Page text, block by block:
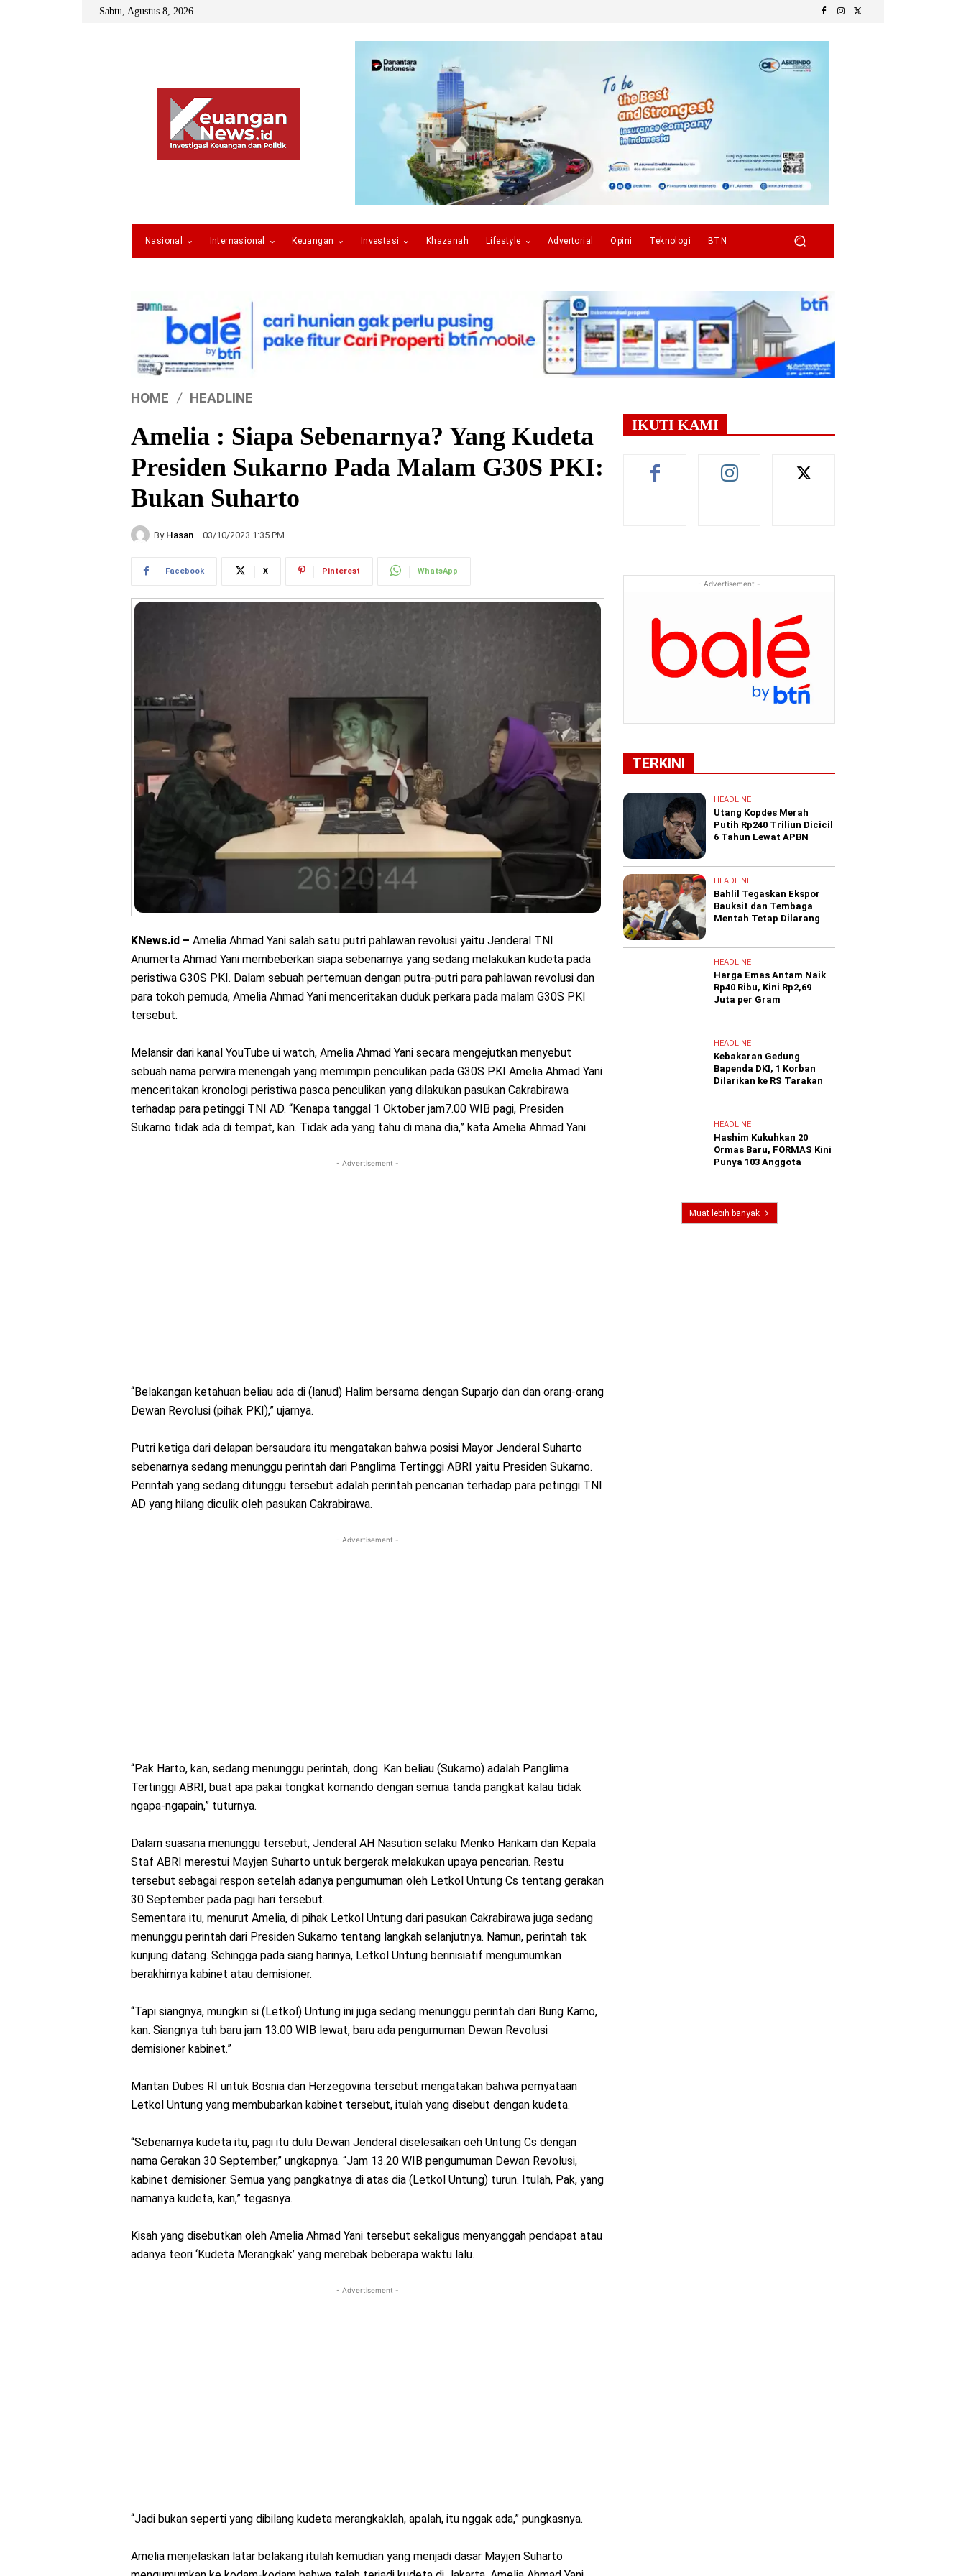
Sabtu, Agustus 8, 2026
Nasional Internasional Keuangan Investasi Khazanah Lifestyle Advertorial Opini Teknologi BTN
HOME HEADLINE
Amelia : Siapa Sebenarnya? Yang Kudeta
Presiden Sukarno Pada Malam G30S PKI:
Bukan Suharto
By Hasan 03/10/2023 1:35 PM
Facebook X Pinterest WhatsApp
KNews.id – Amelia Ahmad Yani salah satu putri pahlawan revolusi yaitu Jenderal TNI
Anumerta Ahmad Yani membeberkan siapa sebenarnya yang sedang melakukan kudeta pada
peristiwa G30S PKI. Dalam sebuah pertemuan dengan putra-putri para pahlawan revolusi dan
para tokoh pemuda, Amelia Ahmad Yani menceritakan duduk perkara pada malam G30S PKI
tersebut.
Melansir dari kanal YouTube ui watch, Amelia Ahmad Yani secara mengejutkan menyebut
sebuah nama perwira menengah yang memimpin penculikan pada G30S PKI Amelia Ahmad Yani
menceritakan kronologi peristiwa pasca penculikan yang dilakukan pasukan Cakrabirawa
terhadap para petinggi TNI AD. “Kenapa tanggal 1 Oktober jam7.00 WIB pagi, Presiden
Sukarno tidak ada di tempat, kan. Tidak ada yang tahu di mana dia,” kata Amelia Ahmad Yani.
- Advertisement -
“Belakangan ketahuan beliau ada di (lanud) Halim bersama dengan Suparjo dan dan orang-orang
Dewan Revolusi (pihak PKI),” ujarnya.
Putri ketiga dari delapan bersaudara itu mengatakan bahwa posisi Mayor Jenderal Suharto
sebenarnya sedang menunggu perintah dari Panglima Tertinggi ABRI yaitu Presiden Sukarno.
Perintah yang sedang ditunggu tersebut adalah perintah pencarian terhadap para petinggi TNI
AD yang hilang diculik oleh pasukan Cakrabirawa.
- Advertisement -
“Pak Harto, kan, sedang menunggu perintah, dong. Kan beliau (Sukarno) adalah Panglima
Tertinggi ABRI, buat apa pakai tongkat komando dengan semua tanda pangkat kalau tidak
ngapa-ngapain,” tuturnya.
Dalam suasana menunggu tersebut, Jenderal AH Nasution selaku Menko Hankam dan Kepala
Staf ABRI merestui Mayjen Suharto untuk bergerak melakukan upaya pencarian. Restu
tersebut sebagai respon setelah adanya pengumuman oleh Letkol Untung Cs tentang gerakan
30 September pada pagi hari tersebut.
Sementara itu, menurut Amelia, di pihak Letkol Untung dari pasukan Cakrabirawa juga sedang
menunggu perintah dari Presiden Sukarno tentang langkah selanjutnya. Namun, perintah tak
kunjung datang. Sehingga pada siang harinya, Letkol Untung berinisiatif mengumumkan
berakhirnya kabinet atau demisioner.
“Tapi siangnya, mungkin si (Letkol) Untung ini juga sedang menunggu perintah dari Bung Karno,
kan. Siangnya tuh baru jam 13.00 WIB lewat, baru ada pengumuman Dewan Revolusi
demisioner kabinet.”
Mantan Dubes RI untuk Bosnia dan Herzegovina tersebut mengatakan bahwa pernyataan
Letkol Untung yang membubarkan kabinet tersebut, itulah yang disebut dengan kudeta.
“Sebenarnya kudeta itu, pagi itu dulu Dewan Jenderal diselesaikan oeh Untung Cs dengan
nama Gerakan 30 September,” ungkapnya. “Jam 13.20 WIB pengumuman Dewan Revolusi,
kabinet demisioner. Semua yang pangkatnya di atas dia (Letkol Untung) turun. Itulah, Pak, yang
namanya kudeta, kan,” tegasnya.
Kisah yang disebutkan oleh Amelia Ahmad Yani tersebut sekaligus menyanggah pendapat atau
adanya teori ‘Kudeta Merangkak’ yang merebak beberapa waktu lalu.
- Advertisement -
“Jadi bukan seperti yang dibilang kudeta merangkaklah, apalah, itu nggak ada,” pungkasnya.
Amelia menjelaskan latar belakang itulah kemudian yang menjadi dasar Mayjen Suharto
IKUTI KAMI
- Advertisement -
TERKINI
HEADLINE
Utang Kopdes Merah
Putih Rp240 Triliun Dicicil
6 Tahun Lewat APBN
HEADLINE
Bahlil Tegaskan Ekspor
Bauksit dan Tembaga
Mentah Tetap Dilarang
HEADLINE
Harga Emas Antam Naik
Rp40 Ribu, Kini Rp2,69
Juta per Gram
HEADLINE
Kebakaran Gedung
Bapenda DKI, 1 Korban
Dilarikan ke RS Tarakan
HEADLINE
Hashim Kukuhkan 20
Ormas Baru, FORMAS Kini
Punya 103 Anggota
Muat lebih banyak